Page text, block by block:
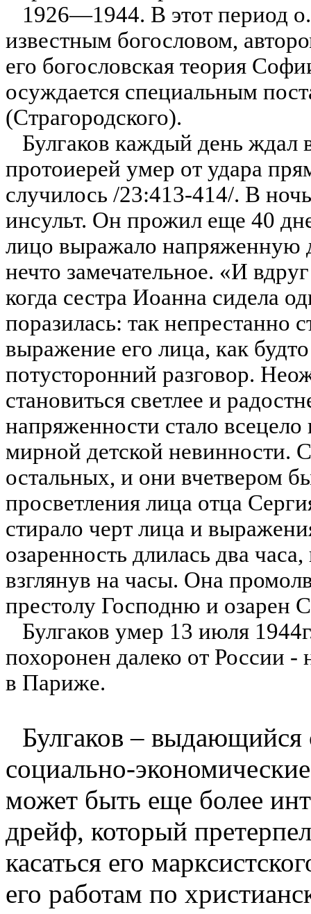
1926—1944. В этот период
известным богословом,
его богословская теория
осуждается специальным
(Страгородского).
Булгаков каждый день ждал
протоиерей умер от удара
случилось /23:413-414/. В
инсульт. Он прожил еще 40
лицо выражало напряженную
нечто замечательное. «И
когда сестра Иоанна сидела
поразилась: так непрестанно
выражение его лица, как
потусторонний разговор.
становиться светлее и
напряженности стало
мирной детской невинности.
остальных, и они вчетвером
просветления лица отца
стирало черт лица и
озаренность длилась два
взглянув на часы. Она
престолу Господню и озарен
Булгаков умер 13 июля
похоронен далеко от России
в Париже.
Булгаков –
социально-
может быть еще более
дрейф, который
касаться его
его работам по